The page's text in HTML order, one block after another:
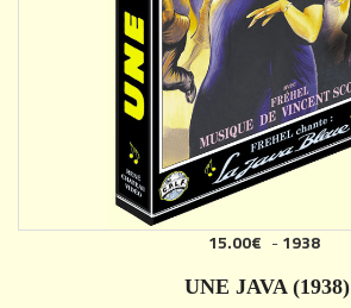
15.00€ -1938
UNE JAVA (1938)